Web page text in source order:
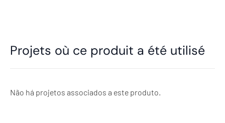
Projets où ce produit a été utilisé
Não há projetos associados a este produto.